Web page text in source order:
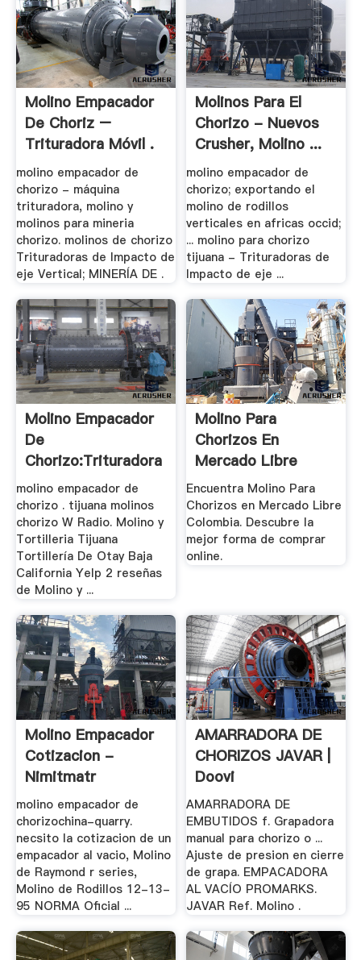
Molino Empacador
De Choriz –
Trituradora Móvil .
molino empacador de
chorizo - máquina
trituradora, molino y
molinos para mineria
chorizo. molinos de chorizo
Trituradoras de Impacto de
eje Vertical; MINERÍA DE .
Molinos Para El
Chorizo - Nuevos
Crusher, Molino ...
molino empacador de
chorizo; exportando el
molino de rodillos
verticales en africas occid;
... molino para chorizo
tijuana - Trituradoras de
Impacto de eje ...
Molino Empacador
De
Chorizo:Trituradora
Y Molino
molino empacador de
chorizo . tijuana molinos
chorizo W Radio. Molino y
Tortilleria Tijuana
Tortillería De Otay Baja
California Yelp 2 reseñas
de Molino y ...
Molino Para
Chorizos En
Mercado Libre
Colombia
Encuentra Molino Para
Chorizos en Mercado Libre
Colombia. Descubre la
mejor forma de comprar
online.
Molino Empacador
Cotizacion -
Nimitmatr
molino empacador de
chorizochina-quarry.
necsito la cotizacion de un
empacador al vacio, Molino
de Raymond r series,
Molino de Rodillos 12-13-
95 NORMA Oficial ...
AMARRADORA DE
CHORIZOS JAVAR |
Doovi
AMARRADORA DE
EMBUTIDOS f. Grapadora
manual para chorizo o ...
Ajuste de presion en cierre
de grapa. EMPACADORA
AL VACÍO PROMARKS.
JAVAR Ref. Molino .